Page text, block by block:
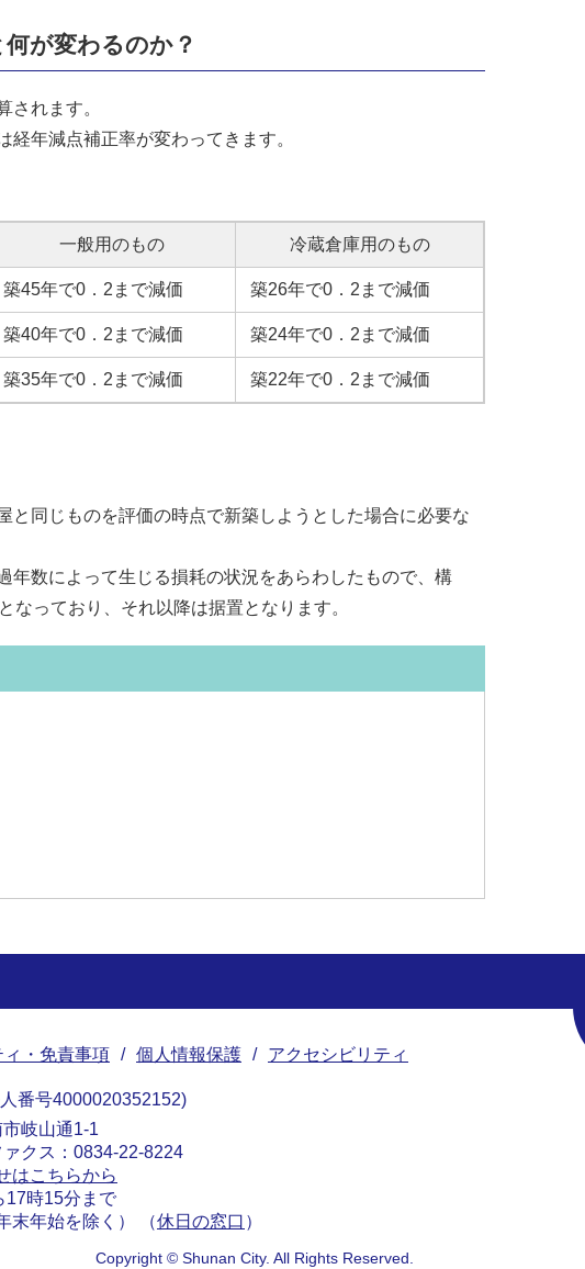
何が変わるのか？
されます。
年減点補正率が変わってきます。
一般用のもの 冷蔵倉庫用のもの
築45年で0．2まで減価 築26年で0．2まで減価
築40年で0．2まで減価 築24年で0．2まで減価
築35年で0．2まで減価 築22年で0．2まで減価
同じものを評価の時点で新築しようとした場合に必要な
数によって生じる損耗の状況をあらわしたもので、構
っており、それ以降は据置となります。
・免責事項 個人情報保護 アクセシビリティ
番号4000020352152
岐山通1-1
クス：0834-22-8224
はこちらから
17時15分まで
末年始を除く） （休日の窓口 ）
Copyright © Shunan City. All Rights Reserved.